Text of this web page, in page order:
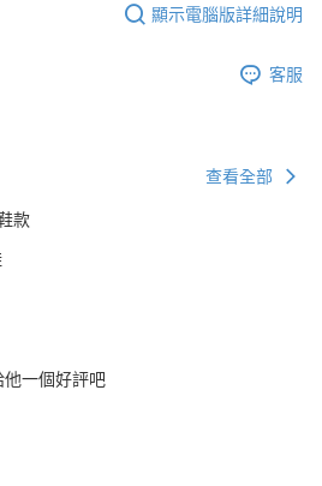
顯示電腦版詳細說明
客服
查看全部
款
一個好評吧